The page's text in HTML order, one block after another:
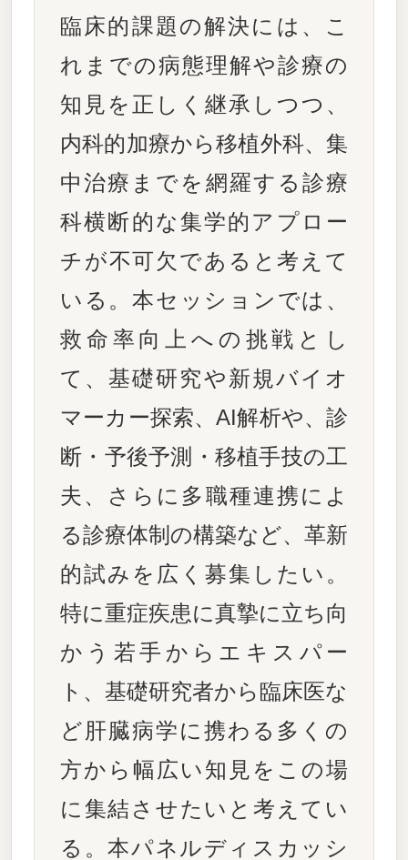
臨床的課題の解決には、こ
れまでの病態理解や診療の
知見を正しく継承しつつ、
内科的加療から移植外科、集
中治療までを網羅する診療
科横断的な集学的アプロー
チが不可欠であると考えて
いる。本セッションでは、
救命率向上への挑戦とし
て、基礎研究や新規バイオ
マーカー探索、AI解析や、診
断・予後予測・移植手技の工
夫、さらに多職種連携によ
る診療体制の構築など、革新
的試みを広く募集したい。
特に重症疾患に真摯に立ち向
かう若手からエキスパー
ト、基礎研究者から臨床医な
ど肝臓病学に携わる多くの
方から幅広い知見をこの場
に集結させたいと考えてい
る。本パネルディスカッシ